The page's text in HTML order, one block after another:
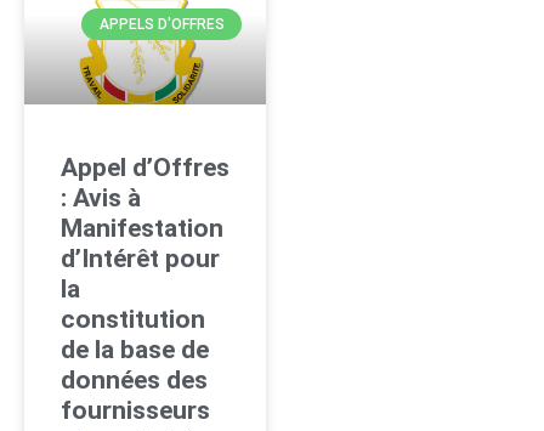
APPELS D'OFFRES
Appel d’Offres
: Avis à
Manifestation
d’Intérêt pour
la
constitution
de la base de
données des
fournisseurs